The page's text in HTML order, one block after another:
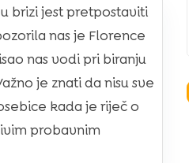
brizi jest pretpostaviti
nas je Florence
nas vodi pri biranju
je znati da nisu sve
kada je riječ o
probavnim